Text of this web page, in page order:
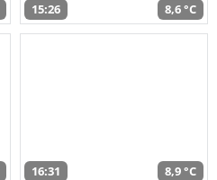
15:26 8,6 °C
16:31 8,9 °C